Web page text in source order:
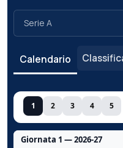
Calendario
1 2 3 4 5
Giornata 1 — 2026-27